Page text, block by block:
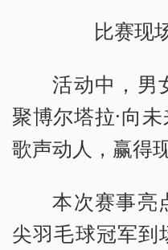
比赛现
活动中，男
聚博尔塔拉·向未
歌声动人，赢得
本次赛事亮
尖羽毛球冠军到